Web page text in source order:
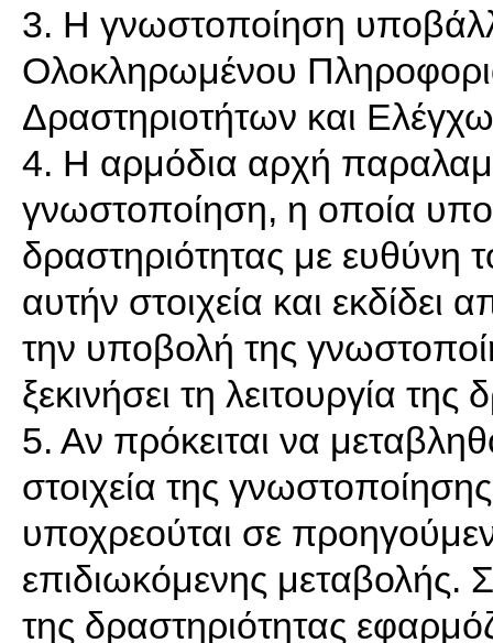
3. Η γνωστοποίηση
Ολοκληρωμένου
Δραστηριοτήτων και
4. Η αρμόδια αρχή
γνωστοποίηση, η οποία
δραστηριότητας με ευθύνη
αυτήν στοιχεία και
την υποβολή της
ξεκινήσει τη λειτουργία της
5. Αν πρόκειται να
στοιχεία της
υποχρεούται σε
επιδιωκόμενης μεταβολής.
της δραστηριότητας